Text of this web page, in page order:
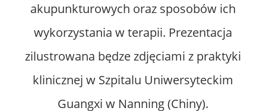
akupunkturowych oraz sposobów ich
wykorzystania w terapii. Prezentacja
zilustrowana będze zdjęciami z praktyki
klinicznej w Szpitalu Uniwersyteckim
Guangxi w Nanning (Chiny).